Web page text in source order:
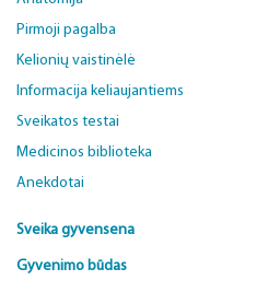
Pirmoji pagalba
Kelionių vaistinėlė
Informacija keliaujantiems
Sveikatos testai
Medicinos biblioteka
Anekdotai
Sveika gyvensena
Gyvenimo būdas